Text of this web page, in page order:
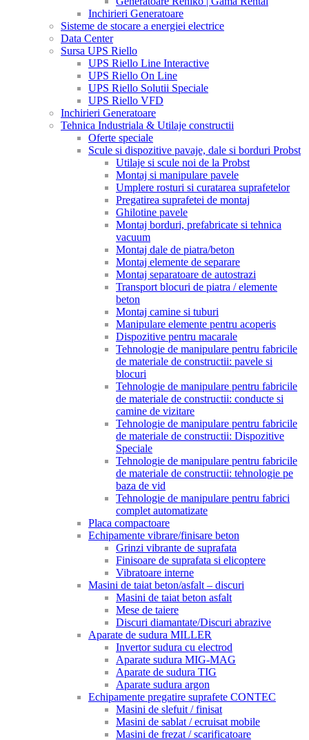
Inchirieri Generatoare
Sisteme de stocare a energiei electrice
Data Center
Sursa UPS Riello
UPS Riello Line Interactive
UPS Riello On Line
UPS Riello Solutii Speciale
UPS Riello VFD
Inchirieri Generatoare
Tehnica Industriala & Utilaje constructii
Oferte speciale
Scule si dispozitive pavaje, dale si borduri Probst
Utilaje si scule noi de la Probst
Montaj si manipulare pavele
Umplere rosturi si curatarea suprafetelor
Pregatirea suprafetei de montaj
Ghilotine pavele
Montaj borduri, prefabricate si tehnica
vacuum
Montaj dale de piatra/beton
Montaj elemente de separare
Montaj separatoare de autostrazi
Transport blocuri de piatra / elemente
beton
Montaj camine si tuburi
Manipulare elemente pentru acoperis
Dispozitive pentru macarale
Tehnologie de manipulare pentru fabricile
de materiale de constructii: pavele si
blocuri
Tehnologie de manipulare pentru fabricile
de materiale de constructii: conducte si
camine de vizitare
Tehnologie de manipulare pentru fabricile
de materiale de constructii: Dispozitive
Speciale
Tehnologie de manipulare pentru fabricile
de materiale de constructii: tehnologie pe
baza de vid
Tehnologie de manipulare pentru fabrici
complet automatizate
Placa compactoare
Echipamente vibrare/finisare beton
Grinzi vibrante de suprafata
Finisoare de suprafata si elicoptere
Vibratoare interne
Masini de taiat beton/asfalt – discuri
Masini de taiat beton asfalt
Mese de taiere
Discuri diamantate/Discuri abrazive
Aparate de sudura MILLER
Invertor sudura cu electrod
Aparate sudura MIG-MAG
Aparate de sudura TIG
Aparate sudura argon
Echipamente pregatire suprafete CONTEC
Masini de slefuit / finisat
Masini de sablat / ecruisat mobile
Masini de frezat / scarificatoare